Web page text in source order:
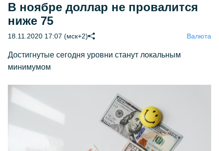
В ноябре доллар не провалится
ниже 75
18.11.2020 17:07 (мск+2) Валюта
Достигнутые сегодня уровни станут локальным
минимумом